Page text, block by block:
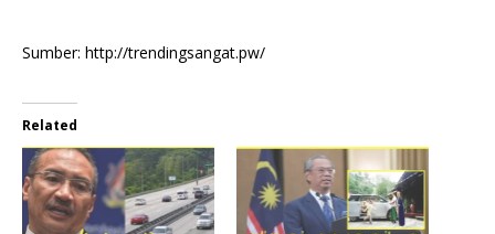
Sumber: http://trendingsangat.pw/
Related